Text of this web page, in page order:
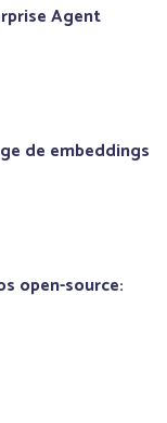
Agent
de embeddings
open-source: